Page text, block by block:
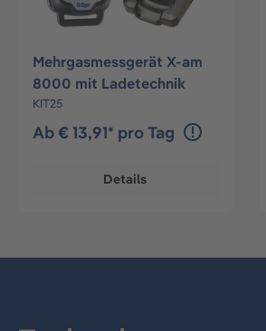
Mehrgasmessgerät X-am
8000 mit Ladetechnik
KIT25
Ab € 13,91* pro Tag
Details